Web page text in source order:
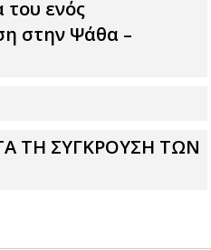
του ενός
στην Ψάθα –
ΤΗ ΣΥΓΚΡΟΥΣΗ ΤΩΝ